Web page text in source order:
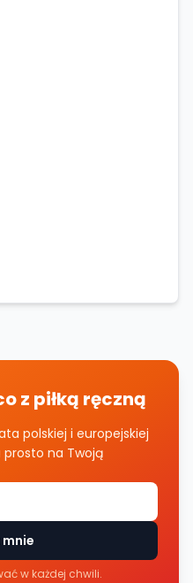
z piłką ręczną
polskiej i europejskiej
prosto na Twoją
w każdej chwili.